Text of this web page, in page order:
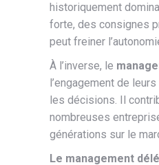
historiquement
forte, des consignes
peut freiner
À l’inverse, le
l’engagement de
les décisions. Il
nombreuses
générations sur le
Le management